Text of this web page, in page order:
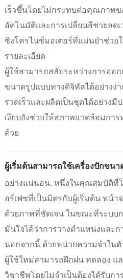
เร็วขึ้นโดยไม่กระทบต่อคุณภาพข
อัตโนมัติและการเปลี่ยนสีช่วยลด
ซิงโครไนซ์มอเตอร์ที่แม่นยำช่วย
รายละเอียด
ผู้ใช้สามารถสลับระหว่างการออ
ขนาดรูปแบบทางดิจิทัลได้อย่างง่
รวดเร็วและผลิตเป็นชุดได้อย่าง
เงียบยังช่วยให้สภาพแวดล้อมกา
ด้วย
ผู้เริ่มต้นสามารถใช้เครื่องปักขนา
อย่างแน่นอน. หนึ่งในคุณสมบัติที่
อร์เฟซที่เป็นมิตรกับผู้เริ่มต้น หน้า
ด้วยภาพที่ชัดเจน ในขณะที่ระบบ
มั่นใจได้ว่าการวางตำแหน่งและ
นอกจากนี้ ด้วยหน่วยความจำใน
ผู้ใช้ใหม่สามารถฝึกฝน ทดลอง
วิชาชีพโดยไม่จำเป็นต้องได้รับก